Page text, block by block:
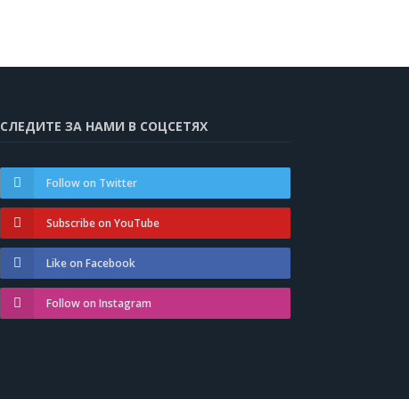
СЛЕДИТЕ ЗА НАМИ В СОЦСЕТЯХ
Follow on Twitter
Subscribe on YouTube
Like on Facebook
Follow on Instagram